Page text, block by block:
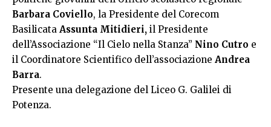
Barbara Coviello, la Presidente del Corecom
Basilicata Assunta Mitidieri, il Presidente
dell’Associazione “Il Cielo nella Stanza” Nino Cutro e
il Coordinatore Scientifico dell’associazione Andrea
Barra.
Presente una delegazione del Liceo G. Galilei di
Potenza.